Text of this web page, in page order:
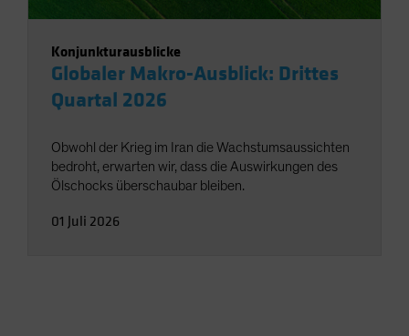
Konjunkturausblicke
Globaler Makro-Ausblick: Drittes
Quartal 2026
Obwohl der Krieg im Iran die Wachstumsaussichten
bedroht, erwarten wir, dass die Auswirkungen des
Ölschocks überschaubar bleiben.
01 Juli 2026